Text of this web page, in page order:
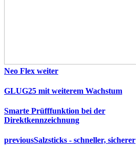
Neo Flex weiter
GLUG25 mit weiterem Wachstum
Smarte Prüfffunktion bei der
Direktkennzeichnung
previousSalzsticks - schneller, sicherer